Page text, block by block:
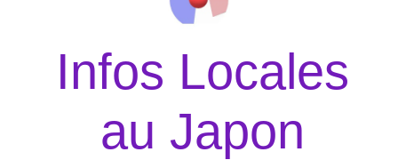
Infos Locales
au Japon